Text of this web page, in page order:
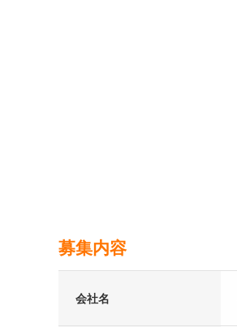
募集内容
会社名